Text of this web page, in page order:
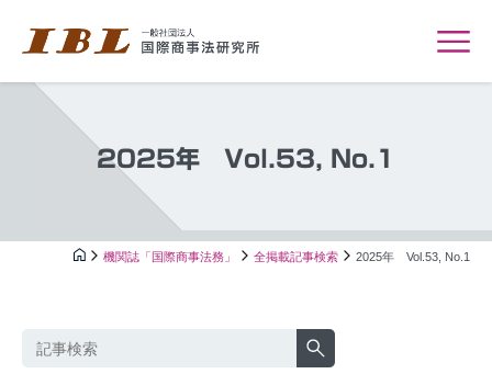
2025年 Vol.53, No.1
機関誌「国際商事法務」 全掲載記事検索 2025年 Vol.53, No.1